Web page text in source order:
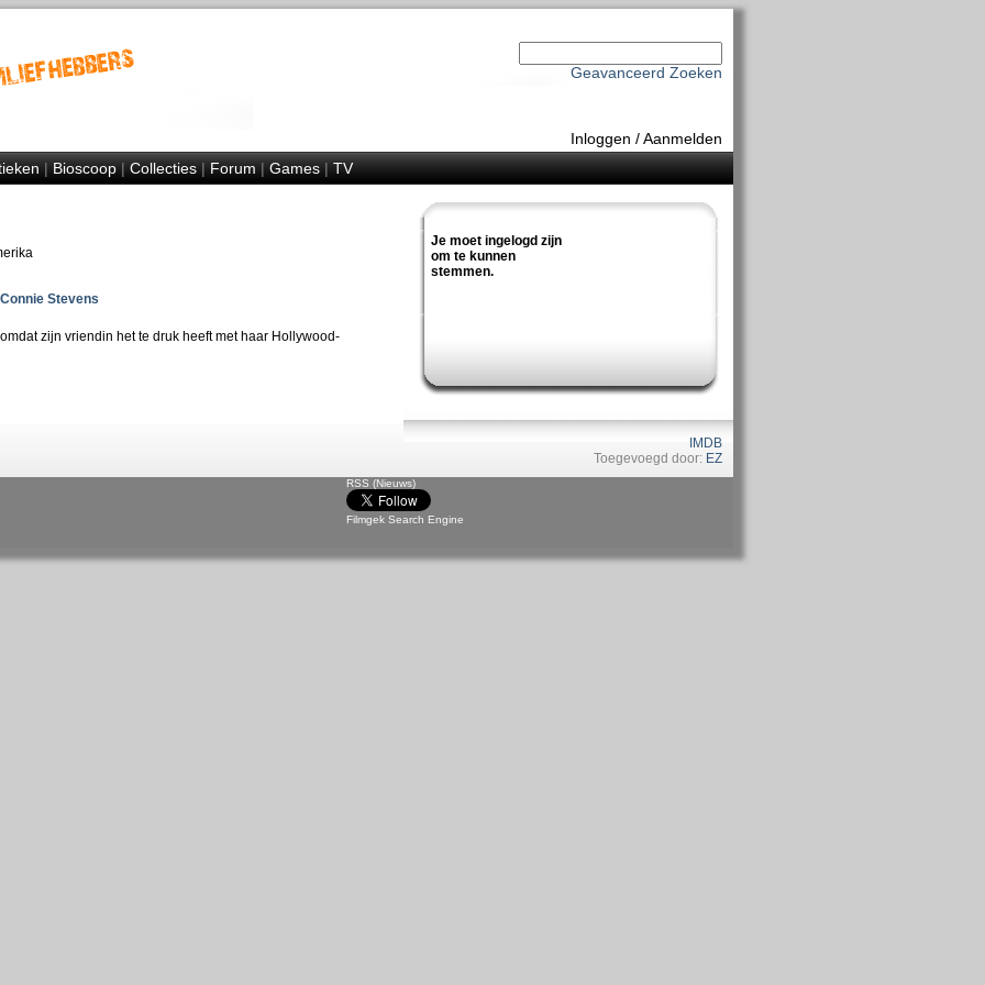
Geavanceerd Zoeken
Inloggen /Aanmelden
|Bioscoop|Collecties|Forum|Games|TV
Je moet ingelogd zijn
om te kunnen
stemmen.
IMDB
Toegevoegd door: EZ
Connie Stevens
zijn vriendin het te druk heeft met haar Hollywood-
RSS (Nieuws)
Filmgek Search Engine